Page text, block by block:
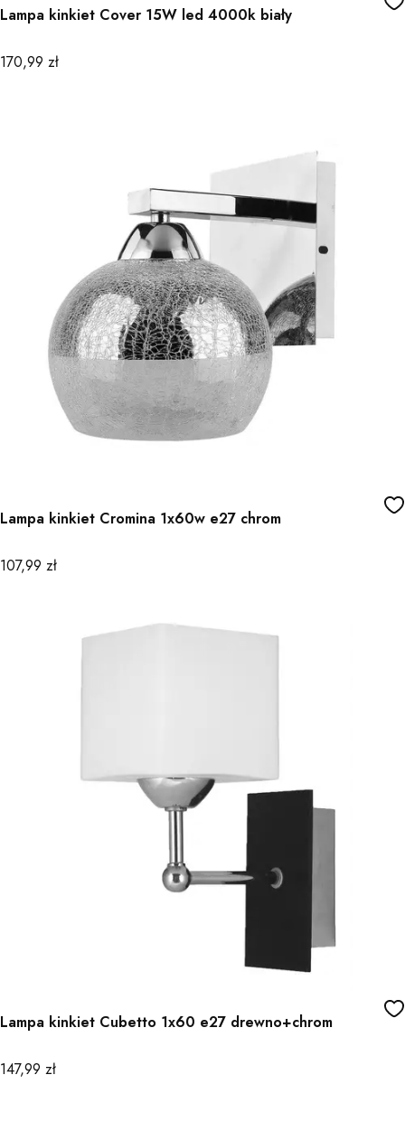
Lampa kinkiet Cover 15W led 4000k biały
Cena
170,99 zł
Lampa kinkiet Cromina 1x60w e27 chrom
Cena
107,99 zł
Lampa kinkiet Cubetto 1x60 e27 drewno+chrom
Cena
147,99 zł